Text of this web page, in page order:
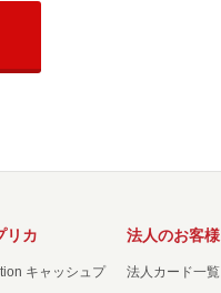
リカ
キャッシュプ
法人のお客様
法人カード一覧